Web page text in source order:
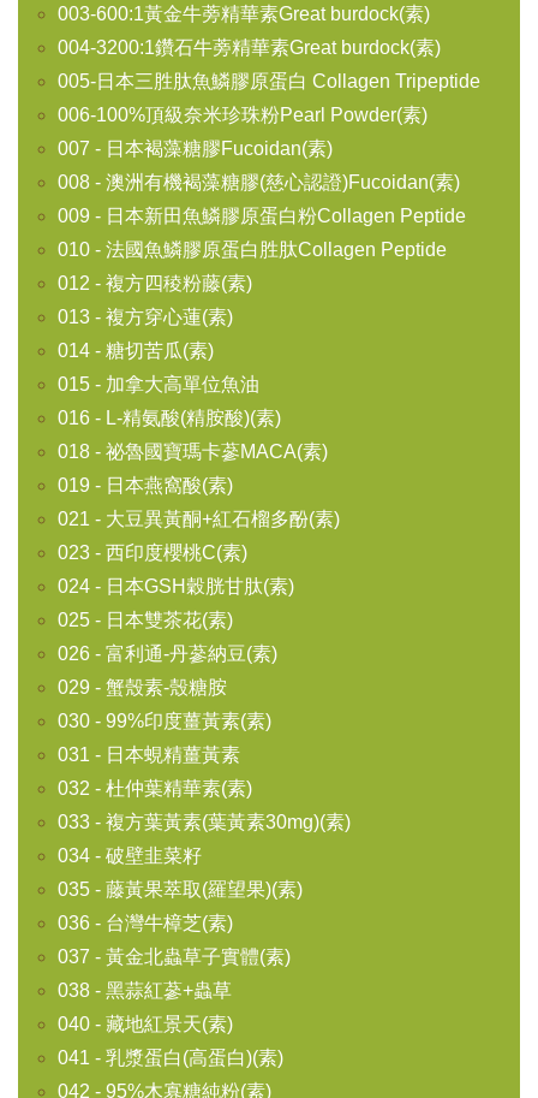
003-600:1黃金牛蒡精華素Great burdock(素)
004-3200:1鑽石牛蒡精華素Great burdock(素)
005-日本三胜肽魚鱗膠原蛋白 Collagen Tripeptide
006-100%頂級奈米珍珠粉Pearl Powder(素)
007 - 日本褐藻糖膠Fucoidan(素)
008 - 澳洲有機褐藻糖膠(慈心認證)Fucoidan(素)
009 - 日本新田魚鱗膠原蛋白粉Collagen Peptide
010 - 法國魚鱗膠原蛋白胜肽Collagen Peptide
012 - 複方四稜粉藤(素)
013 - 複方穿心蓮(素)
014 - 糖切苦瓜(素)
015 - 加拿大高單位魚油
016 - L-精氨酸(精胺酸)(素)
018 - 祕魯國寶瑪卡蔘MACA(素)
019 - 日本燕窩酸(素)
021 - 大豆異黃酮+紅石榴多酚(素)
023 - 西印度櫻桃C(素)
024 - 日本GSH穀胱甘肽(素)
025 - 日本雙茶花(素)
026 - 富利通-丹蔘納豆(素)
029 - 蟹殼素-殼糖胺
030 - 99%印度薑黃素(素)
031 - 日本蜆精薑黃素
032 - 杜仲葉精華素(素)
033 - 複方葉黃素(葉黃素30mg)(素)
034 - 破壁韭菜籽
035 - 藤黃果萃取(羅望果)(素)
036 - 台灣牛樟芝(素)
037 - 黃金北蟲草子實體(素)
038 - 黑蒜紅蔘+蟲草
040 - 藏地紅景天(素)
041 - 乳漿蛋白(高蛋白)(素)
042 - 95%木寡糖純粉(素)